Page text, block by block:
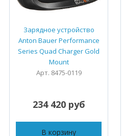
Зарядное устройство
Anton Bauer Performance
Series Quad Charger Gold
Mount
Арт. 8475-0119
234 420 руб
В корзину